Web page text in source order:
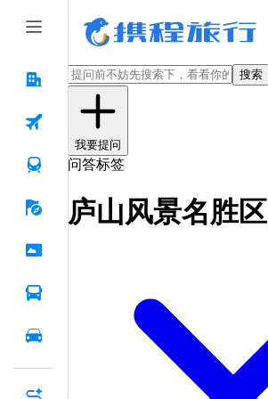
搜索
我要提问
问答标签
庐山风景名胜区